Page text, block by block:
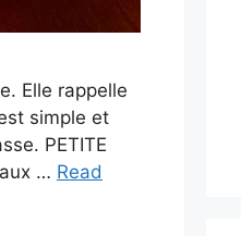
Elle rappelle
simple et
PETITE
… Read